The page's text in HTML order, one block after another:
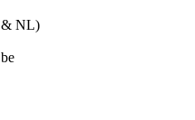
& NL)